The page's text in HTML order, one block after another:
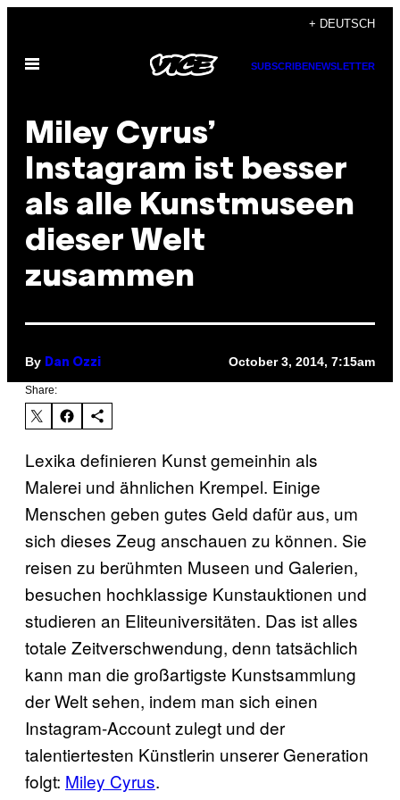
content
+ DEUTSCH
Open
SUBSCRIBENEWSLETTER
Miley Cyrus’
Instagram ist besser
als alle Kunstmuseen
dieser Welt
zusammen
By Dan Ozzi October 3, 2014, 7:15am
Share:
Lexika definieren Kunst gemeinhin als
Malerei und ähnlichen Krempel. Einige
Menschen geben gutes Geld dafür aus, um
sich dieses Zeug anschauen zu können. Sie
reisen zu berühmten Museen und Galerien,
besuchen hochklassige Kunstauktionen und
studieren an Eliteuniversitäten. Das ist alles
totale Zeitverschwendung, denn tatsächlich
kann man die großartigste Kunstsammlung
der Welt sehen, indem man sich einen
Instagram-Account zulegt und der
talentiertesten Künstlerin unserer Generation
folgt: Miley Cyrus.